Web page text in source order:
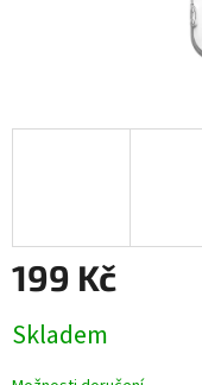
199 Kč
cena:
Skladem